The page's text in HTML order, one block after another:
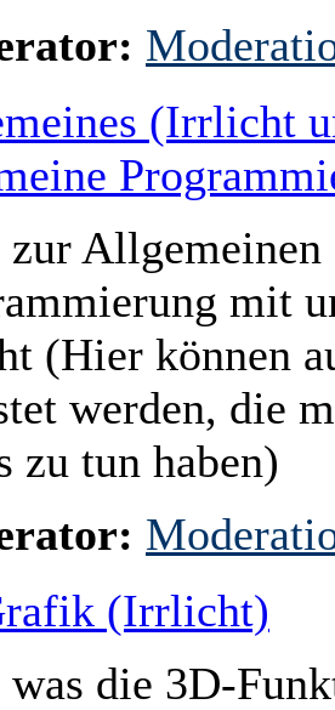
(Irrlicht
Allgemeinen
mit
(Hier können
werden, die
zu tun haben)
(Irrlicht)
die 3D-